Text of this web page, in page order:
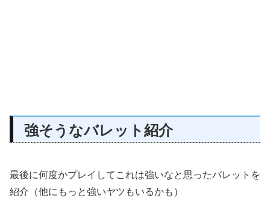
強そうなバレット紹介
最後に何度かプレイしてこれは強いなと思ったバレットを
紹介（他にもっと強いヤツもいるかも）